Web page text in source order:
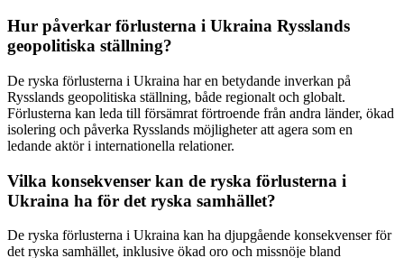
Hur påverkar förlusterna i Ukraina Rysslands
geopolitiska ställning?
De ryska förlusterna i Ukraina har en betydande inverkan på
Rysslands geopolitiska ställning, både regionalt och globalt.
Förlusterna kan leda till försämrat förtroende från andra länder, ökad
isolering och påverka Rysslands möjligheter att agera som en
ledande aktör i internationella relationer.
Vilka konsekvenser kan de ryska förlusterna i
Ukraina ha för det ryska samhället?
De ryska förlusterna i Ukraina kan ha djupgående konsekvenser för
det ryska samhället, inklusive ökad oro och missnöje bland